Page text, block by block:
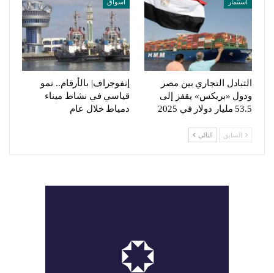
استثمار
التبادل التجاري بين مصر
ودول «بريكس» يقفز إلى
53.5 مليار دولار في 2025
أسواق
إنفوجراف| بالأرقام.. نمو
قياسي في نشاط ميناء
دمياط خلال عام
السابق التالي